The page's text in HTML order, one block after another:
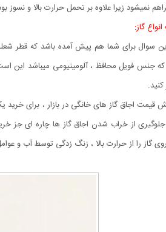
نمیشود زیرا علاوه بر تحمل حرارت بالا و
گاز:
سوال برای شما هم پیش آمده باشد که قطر
که جنس فویل محافظ ، آلومینیومی میباشد این
قیمت اجاق گاز های خانگی در بازار ، برای
گاز را از حرارت بالا ، زنگ زدگی توسط آب و